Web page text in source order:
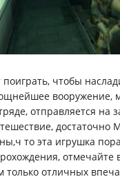
чтобы
вооружение,
отправляется на
достаточно
то эта игрушка
отличных